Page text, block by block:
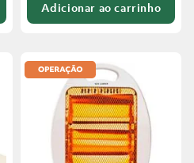
Adicionar ao carrinho